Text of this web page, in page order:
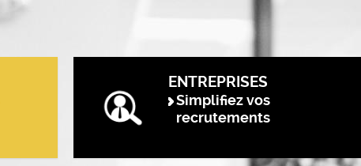
ENTREPRISES
Simplifiez vos
recrutements